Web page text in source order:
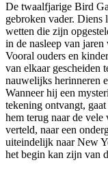
De twaalfjarige Bird
gebroken vader. Diens
wetten die zijn
in de nasleep van
Vooral ouders en
van elkaar gescheiden
nauwelijks herinneren
Wanneer hij een
tekening ontvangt,
hem terug naar de
verteld, naar een
uiteindelijk naar New
het begin kan zijn van